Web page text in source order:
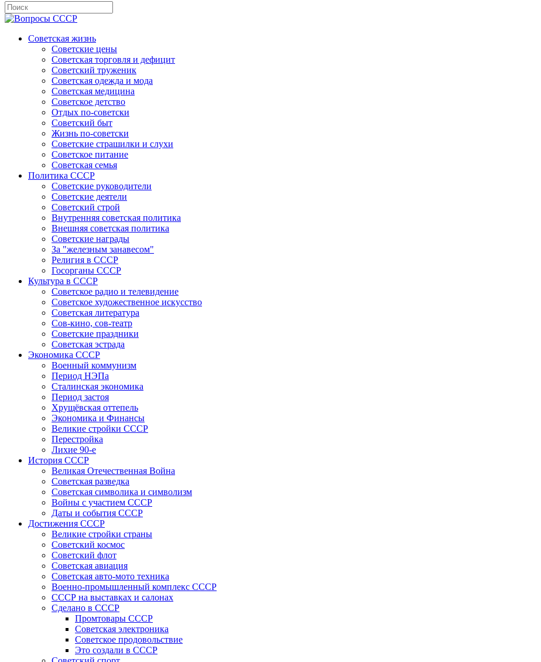
Советская жизнь
Советские цены
Советская торговля и дефицит
Советский труженик
Советская одежда и мода
Советская медицина
Советское детство
Отдых по-советски
Советский быт
Жизнь по-советски
Советские страшилки и слухи
Советское питание
Советская семья
Политика СССР
Советские руководители
Советские деятели
Советский строй
Внутренняя советская политика
Внешняя советская политика
Советские награды
За "железным занавесом"
Религия в СССР
Госорганы СССР
Культура в СССР
Советское радио и телевидение
Советское художественное искусство
Советская литература
Сов-кино, сов-театр
Советские праздники
Советская эстрада
Экономика СССР
Военный коммунизм
Период НЭПа
Сталинская экономика
Период застоя
Хрущёвская оттепель
Экономика и Финансы
Великие стройки СССР
Перестройка
Лихие 90-е
История СССР
Великая Отечественная Война
Советская разведка
Советская символика и символизм
Войны с участием СССР
Даты и события СССР
Достижения СССР
Великие стройки страны
Советский космос
Советский флот
Советская авиация
Советская авто-мото техника
Военно-промышленный комплекс СССР
СССР на выставках и салонах
Сделано в СССР
Промтовары СССР
Советская электроника
Советское продовольствие
Это создали в СССР